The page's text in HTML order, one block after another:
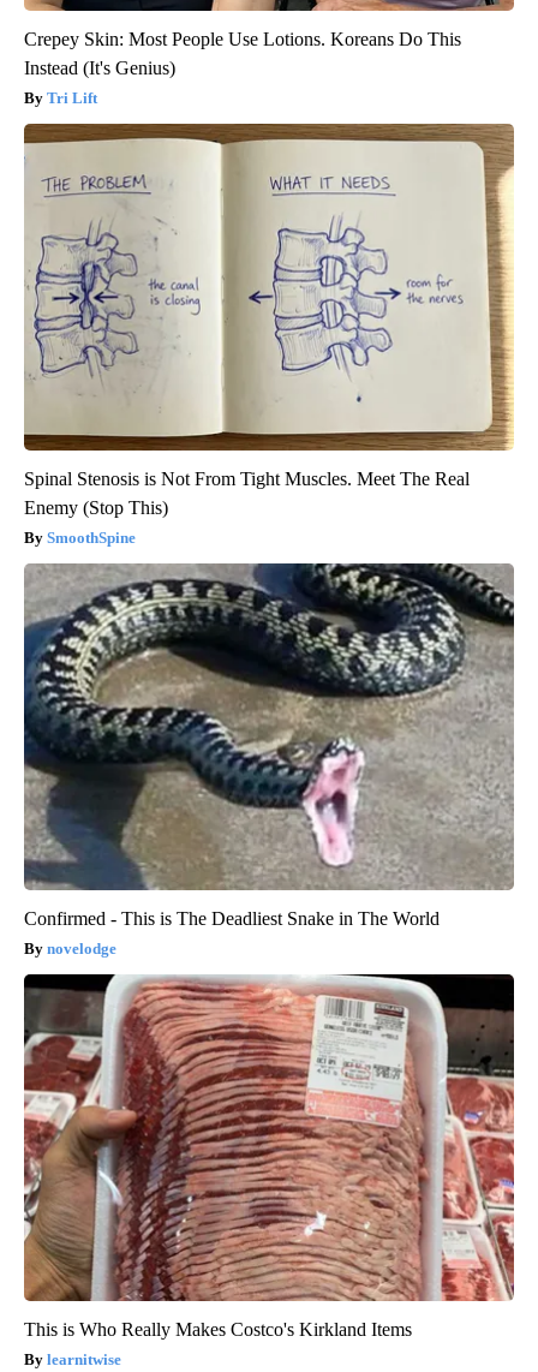
Crepey Skin: Most People Use Lotions. Koreans Do This
Instead (It's Genius)
Tri Lift
Spinal Stenosis is Not From Tight Muscles. Meet The Real
Enemy (Stop This)
SmoothSpine
Confirmed - This is The Deadliest Snake in The World
novelodge
This is Who Really Makes Costco's Kirkland Items
learnitwise